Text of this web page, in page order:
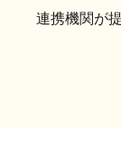
連携機関が